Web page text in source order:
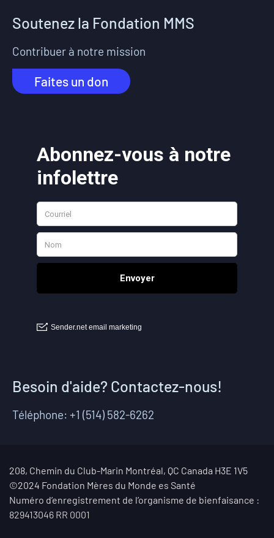
Soutenez la Fondation MMS
Contribuer à notre mission
Faites un don
Besoin d'aide? Contactez-nous!
Téléphone: +1 (514) 582-6262
208, Chemin du Club-Marin Montréal, QC Canada H3E 1V5
©2024 Fondation Mères du Monde es Santé
Numéro d’enregistrement de l’organisme de bienfaisance :
829413046 RR 0001